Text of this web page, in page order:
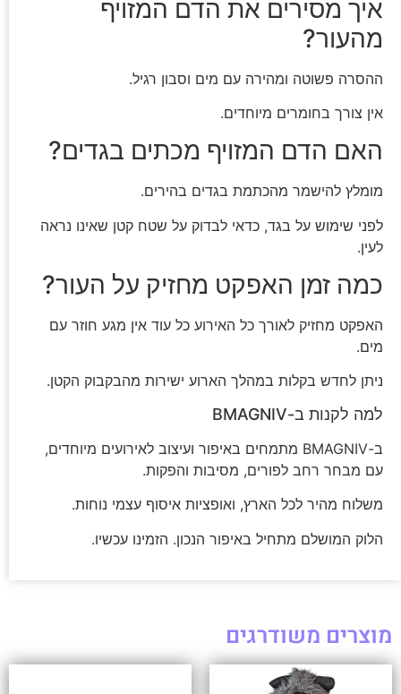
איך מסירים את הדם המזויף
מהעור?
ההסרה פשוטה ומהירה עם מים וסבון רגיל.
אין צורך בחומרים מיוחדים.
האם הדם המזויף מכתים בגדים?
מומלץ להישמר מהכתמת בגדים בהירים.
לפני שימוש על בגד, כדאי לבדוק על שטח קטן שאינו נראה
לעין.
כמה זמן האפקט מחזיק על העור?
האפקט מחזיק לאורך כל האירוע כל עוד אין מגע חוזר עם
מים.
ניתן לחדש בקלות במהלך הארוע ישירות מהבקבוק הקטן.
למה לקנות ב-BMAGNIV
ב-BMAGNIV מתמחים באיפור ועיצוב לאירועים מיוחדים,
עם מבחר רחב לפורים, מסיבות והפקות.
משלוח מהיר לכל הארץ, ואופציות איסוף עצמי נוחות.
הלוק המושלם מתחיל באיפור הנכון. הזמינו עכשיו.
מוצרים משודרגים